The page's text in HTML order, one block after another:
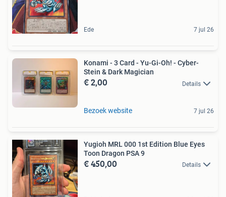
Ede 7 jul 26
Konami - 3 Card - Yu-Gi-Oh! - Cyber-
Stein & Dark Magician
€ 2,00 Details
Bezoek website 7 jul 26
Yugioh MRL 000 1st Edition Blue Eyes
Toon Dragon PSA 9
€ 450,00 Details